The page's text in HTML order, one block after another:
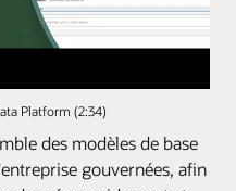
Platform (2:34)
des modèles de base
gouvernées, afin